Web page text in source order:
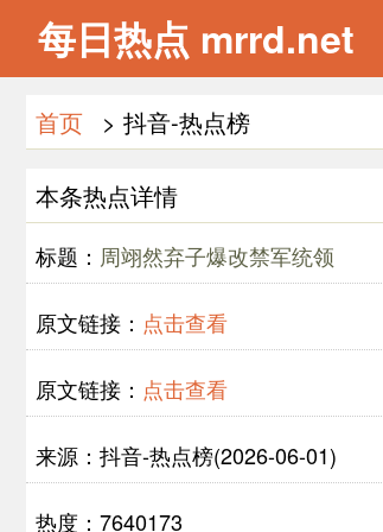
每日热点 mrrd.net
首页 > 抖音-热点榜
本条热点详情
标题： 周翊然弃子爆改禁军统领
原文链接： 点击查看
原文链接： 点击查看
来源：抖音-热点榜(2026-06-01)
热度：7640173